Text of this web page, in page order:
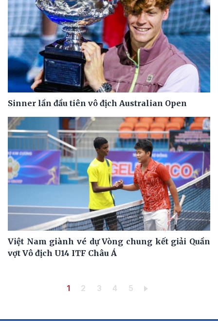
Sinner lần đầu tiên vô địch Australian Open
Việt Nam giành vé dự Vòng chung kết giải Quần
vợt Vô địch U14 ITF Châu Á
Trang hiện thời
1 Trang
2 Trang
3 Trang
4 Trang
5